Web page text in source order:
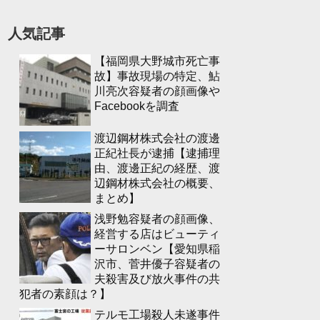
人気記事
【福岡県大野城市死亡事
故】事故現場の特定、鮎
川亮次容疑者の顔画像や
Facebookを調査
渡辺鋼材株式会社の渡邊
正紀社長が逮捕【逮捕理
由、渡邊正紀の経歴、渡
辺鋼材株式会社の概要、
まとめ】
浅野勉容疑者の顔画像、
経営する店はビューティ
ーサロンベン【愛知県稲
沢市、菅井優子容疑者の
夫殺害及び放火事件の共
犯者の素顔は？】
テルモ工場殺人未遂事件